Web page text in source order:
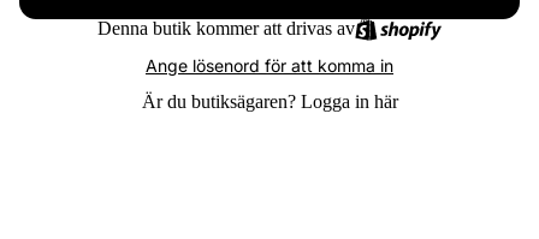
Denna butik kommer att drivas av
Ange lösenord för att komma in
Är du butiksägaren? Logga in här